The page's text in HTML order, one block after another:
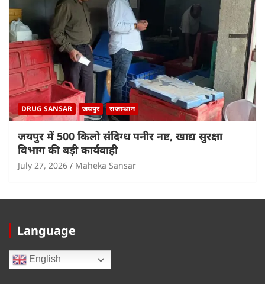
DRUG SANSAR जयपुर राजस्थान
जयपुर में 500 किलो संदिग्ध पनीर नष्ट, खाद्य सुरक्षा
विभाग की बड़ी कार्यवाही
July 27, 2026 Maheka Sansar
Language
English